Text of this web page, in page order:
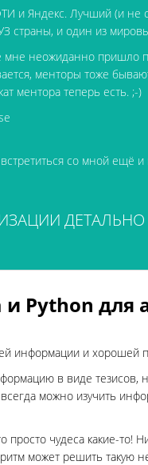
и Яндекс. Лучший (и не
страны, и один из
мне неожиданно пришло
менторы тоже
ментора теперь есть. ;-)
со мной ещё и
ДЕТАЛЬНО
Python для
информации и хорошей
в виде тезисов,
можно изучить
чудеса какие-то!
может решить такую